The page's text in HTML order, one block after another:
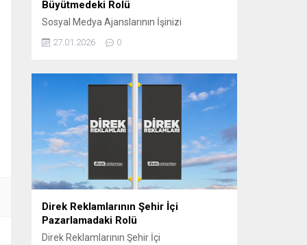
Büyütmedeki Rolü
Sosyal Medya Ajanslarının İşinizi
Büyütmedeki Rolü Günümüzde sosyal
medya, işletmelerin hedef kitlelerine
geldi. Ancak bu başarıyı elde edebilmek için
doğru stratejilerin belirlenmesi gerekir.
Sosyal medya ajansları, işletmelerin dijital
dünyada daha görünür olmasını sağlamak
ve markalarını doğru şekilde
konumlandırmak için kritik bir rol
oynamaktadır. Sosyal...
27.01.2026 0
Direk Reklamlarının Şehir İçi
Pazarlamadaki Rolü
Direk Reklamlarının Şehir İçi